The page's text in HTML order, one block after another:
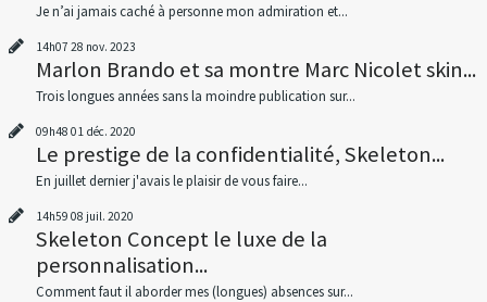
Je n’ai jamais caché à personne mon admiration et...
14h07 28 nov. 2023
Marlon Brando et sa montre Marc Nicolet skin...
Trois longues années sans la moindre publication sur...
09h48 01 déc. 2020
Le prestige de la confidentialité, Skeleton...
En juillet dernier j'avais le plaisir de vous faire...
14h59 08 juil. 2020
Skeleton Concept le luxe de la
personnalisation...
Comment faut il aborder mes (longues) absences sur...